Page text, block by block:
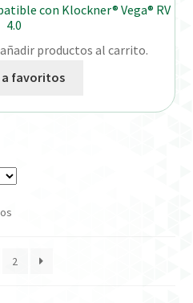
con Klockner® Vega® RV
4.0
productos al carrito.
a favoritos
2